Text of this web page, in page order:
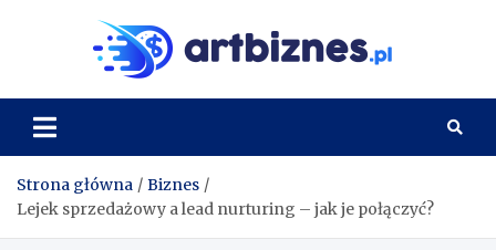
Strona główna
Biznes
Lejek sprzedażowy a lead nurturing – jak je połączyć?